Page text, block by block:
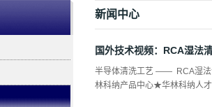
新闻中心
国外技术视频：RCA湿法
半导体清洗工艺 —— RCA湿法
林科纳产品中心★华林科纳人